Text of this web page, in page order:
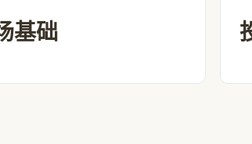
基础